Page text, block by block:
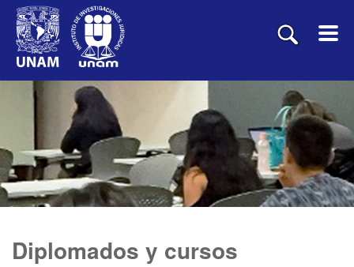
Diplomados y cursos